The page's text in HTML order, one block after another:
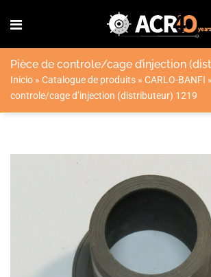
Pièce de controle/cage d’injection
Inicio » Catalogue de produits » CARLO-BANFI »
controle/cage d’injection (distributeur) 1219